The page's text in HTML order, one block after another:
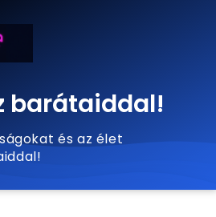
barátaiddal!
és az élet